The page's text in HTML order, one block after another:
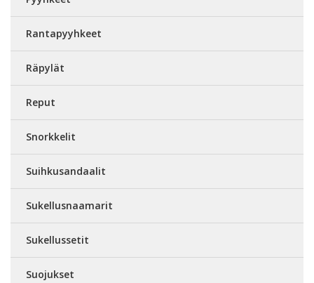
Rantapyyhkeet
Räpylät
Reput
Snorkkelit
Suihkusandaalit
Sukellusnaamarit
Sukellussetit
Suojukset